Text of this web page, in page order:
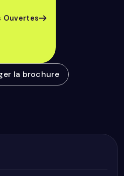
Ouvertes
la brochure